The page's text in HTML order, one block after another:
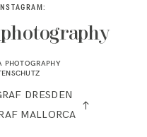
DRESDEN
MALLORCA